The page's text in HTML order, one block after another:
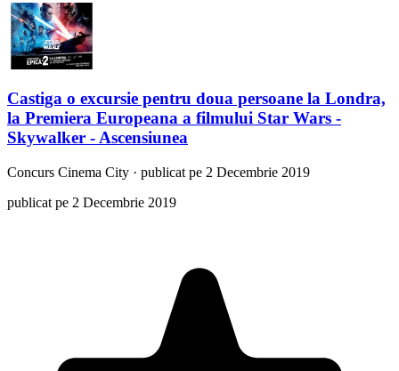
Castiga o excursie pentru doua persoane la Londra,
la Premiera Europeana a filmului Star Wars -
Skywalker - Ascensiunea
Concurs Cinema City · publicat pe 2 Decembrie 2019
publicat pe 2 Decembrie 2019